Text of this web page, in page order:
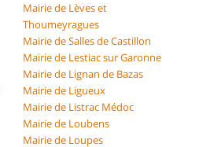
Mairie de Lèves et
Thoumeyragues
Mairie de Salles de Castillon
Mairie de Lestiac sur Garonne
Mairie de Lignan de Bazas
Mairie de Ligueux
Mairie de Listrac Médoc
Mairie de Loubens
Mairie de Loupes